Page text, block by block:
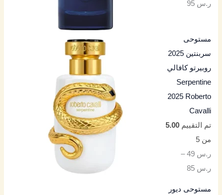
ر.س 95
مستوحى
سربنتين 2025
روبيرتو كافالي
Serpentine
2025 Roberto
Cavalli
تم التقييم5.00
من 5
ر.س 49
–
ر.س 85
مستوحى ديور